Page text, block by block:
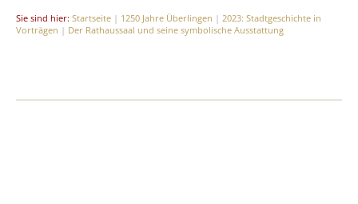
Sie sind hier: Startseite | 1250 Jahre Überlingen | 2023: Stadtgeschichte in
Vorträgen | Der Rathaussaal und seine symbolische Ausstattung